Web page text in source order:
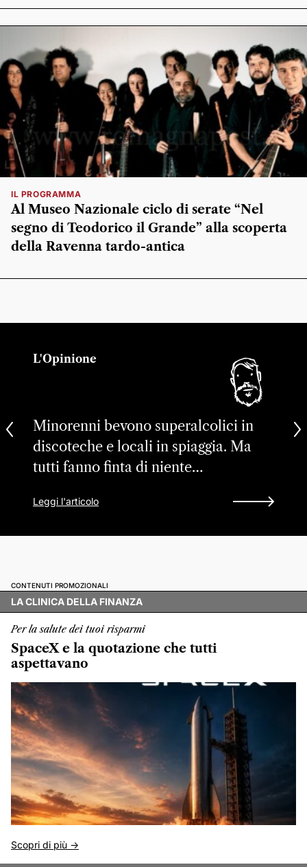
IL PROGRAMMA
Al Museo Nazionale ciclo di serate “Nel
segno di Teodorico il Grande” alla scoperta
della Ravenna tardo-antica
L'Opinione
Minorenni bevono superalcolici in
discoteche e locali in spiaggia. Ma
tutti fanno finta di niente…
Leggi l'articolo
CONTENUTI PROMOZIONALI
LA CLINICA DELLA FINANZA
Per la salute dei tuoi risparmi
SpaceX e la quotazione che tutti
aspettavano
Scopri di più ->